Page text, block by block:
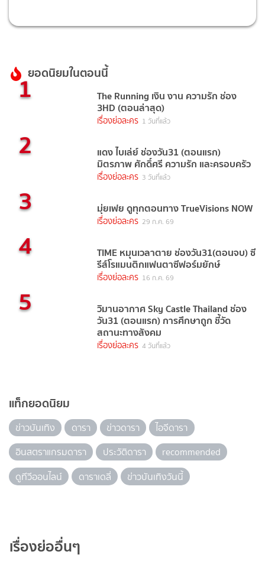
ยอดนิยมในตอนนี้
1 The Running เงิน งาน ความรัก ช่อง
3HD (ตอนล่าสุด)
เรื่องย่อละคร 1 วันที่แล้ว
2 แดง ไบเล่ย์ ช่องวัน31 (ตอนแรก)
มิตรภาพ ศักดิ์ศรี ความรัก และครอบครัว
เรื่องย่อละคร 3 วันที่แล้ว
3 มุ่ยเฟย ดูทุกตอนทาง TrueVisions NOW
เรื่องย่อละคร 29 ก.ค. 69
4 TIME หมุนเวลาตาย ช่องวัน31(ตอนจบ) ซี
รีส์โรแมนติกแฟนตาซีฟอร์มยักษ์
เรื่องย่อละคร 16 ก.ค. 69
5 วิมานอากาศ Sky Castle Thailand ช่อง
วัน31 (ตอนแรก) การศึกษาถูก ชี้วัด
สถานะทางสังคม
เรื่องย่อละคร 4 วันที่แล้ว
แท็กยอดนิยม
ข่าวบันเทิง ดารา ข่าวดารา
ไอจีดารา
อินสตราแกรมดารา
ประวัติดารา
recommended
ดูทีวีออนไลน์
ดาราเดลี่ ข่าวบันเทิงวันนี้
เรื่องย่ออื่นๆ